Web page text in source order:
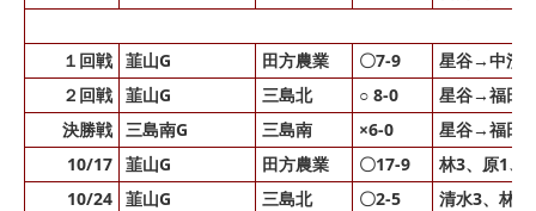
１回戦 韮山G 田方農業 〇7-9
星谷→中濱8
２回戦 韮山G 三島北 ○ 8-0
星谷→福田
決勝戦
三島南G 三島南 ×6-0
星谷→福田
10/17 韮山G 田方農業 〇17-9
林3、原1、
10/24 韮山G 三島北 〇2-5
清水3、林1